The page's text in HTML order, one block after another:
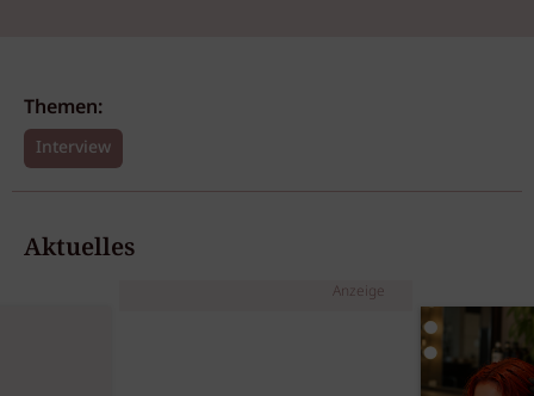
Themen:
Interview
Aktuelles
Anzeige